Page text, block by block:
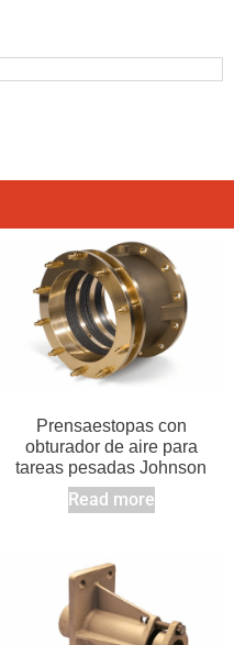
Prensaestopas con
obturador de aire para
tareas pesadas Johnson
Read more